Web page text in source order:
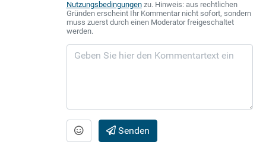
Nutzungsbedingungenzu. Hinweis: aus rechtlichen
Gründen erscheint Ihr Kommentar nicht sofort, sondern
muss zuerst durch einen Moderator freigeschaltet
werden.
Senden